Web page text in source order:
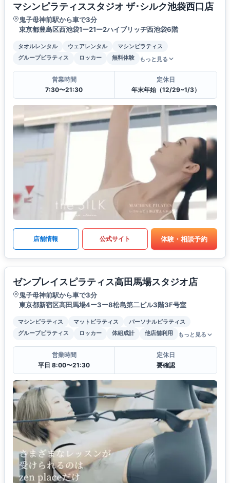
マシンピラティススタジオ ザ･シルク池袋西口店
鬼子母神前駅から車で3分
東京都豊島区西池袋1ー21ー2ハイブリッヂ西池袋6階
タオルレンタル ウェアレンタル
マシンピラティス
グループピラティス
ロッカー 無料体験 もっと見る
営業時間
7:30〜21:30
定休日
年末年始（12/29~1/3）
店舗情報 公式サイト 体験・相談予約
ゼンプレイスピラティス高田馬場スタジオ店
鬼子母神前駅から車で3分
東京都新宿区高田馬場4ー3ー8松島第二ビル3階3F号室
マシンピラティス マットピラティス
パーソナルピラティス
グループピラティス
ロッカー 体組成計 他店舗利用 もっと見る
営業時間
平日 8:00〜21:30
定休日
要確認